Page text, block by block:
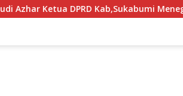
Menegaskan Syukuran Nelayan